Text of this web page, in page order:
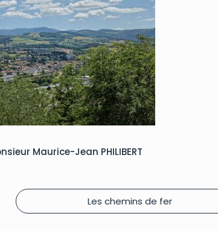
Maurice-Jean PHILIBERT
Les chemins de fer